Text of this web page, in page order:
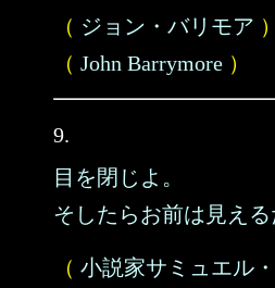
（ ジョン・バリモア ）
（ John Barrymore ）
9.
目を閉じよ。
そしたらお前は見える
（ 小説家サミュエル